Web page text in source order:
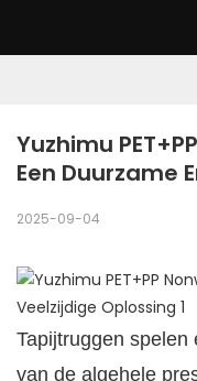
Yuzhimu
Een Duurzame
2025-09-04
Tapijtruggen spelen
van de algehele